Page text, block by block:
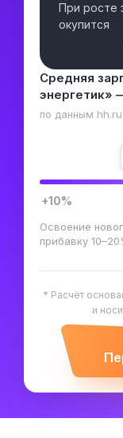
При росте
окупится
Средняя
энергетик»
по данным hh.ru
+10%
Освоение
прибавку
* Расчёт
и